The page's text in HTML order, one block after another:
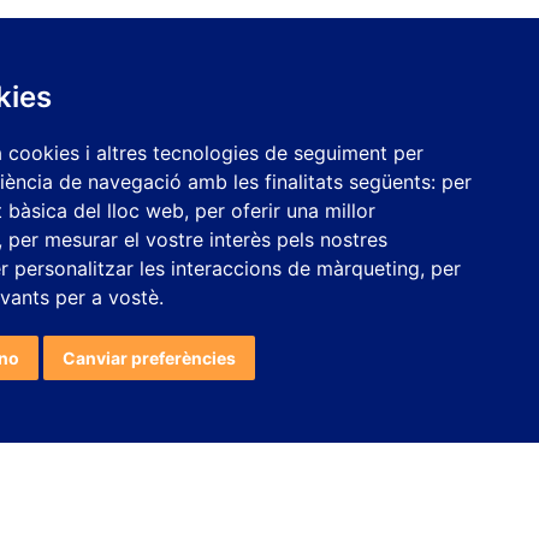
i altres tecnologies de seguiment per
de navegació amb les finalitats següents: per
del lloc web, per oferir una millor
, per mesurar el vostre interès pels nostres
personalitzar les interaccions de màrqueting, per
per a vostè.
Canviar preferències